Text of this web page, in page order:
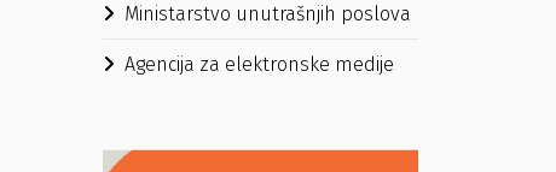
Ministarstvo unutrašnjih poslova
Agencija za elektronske medije